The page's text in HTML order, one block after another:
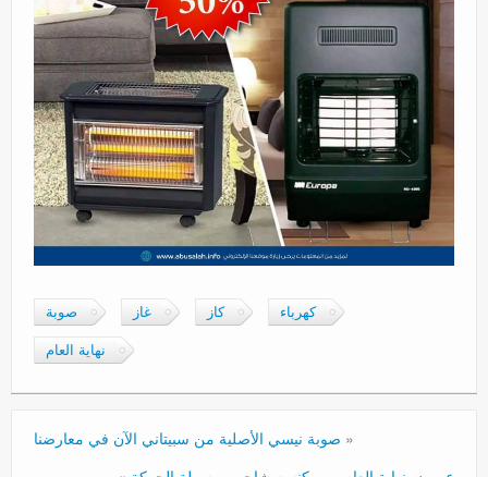
صوبة غاز كاز
كهرباء
نهاية العام
« صوبة نيسي الأصلية من سبيتاني الآن في معارضنا